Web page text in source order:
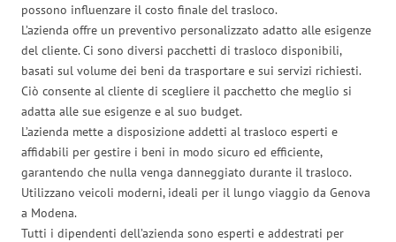
possono influenzare il costo finale del trasloco.
L’azienda offre un preventivo personalizzato adatto alle esigenze
del cliente. Ci sono diversi pacchetti di trasloco disponibili,
basati sul volume dei beni da trasportare e sui servizi richiesti.
Ciò consente al cliente di scegliere il pacchetto che meglio si
adatta alle sue esigenze e al suo budget.
L’azienda mette a disposizione addetti al trasloco esperti e
affidabili per gestire i beni in modo sicuro ed efficiente,
garantendo che nulla venga danneggiato durante il trasloco.
Utilizzano veicoli moderni, ideali per il lungo viaggio da Genova
a Modena.
Tutti i dipendenti dell’azienda sono esperti e addestrati per